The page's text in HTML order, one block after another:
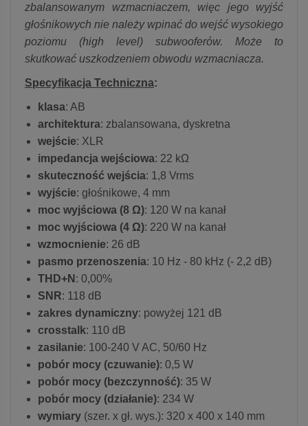
zbalansowanym wzmacniaczem, więc jego wyjść
głośnikowych nie należy wpinać do wejść wysokiego
poziomu (high level) subwooferów. Może to
skutkować uszkodzeniem obwodu wzmacniacza.
Specyfikacja Techniczna:
klasa: AB
architektura: zbalansowana, dyskretna
wejście: XLR
impedancja wejściowa: 22 kΩ
skuteczność wejścia: 1,8 Vrms
wyjście: głośnikowe, 4 mm
moc wyjściowa (8 Ω): 120 W na kanał
moc wyjściowa (4 Ω): 220 W na kanał
wzmocnienie: 26 dB
pasmo przenoszenia: 10 Hz - 80 kHz (- 2,2 dB)
THD+N : 0,00%
SNR: 118 dB
zakres dynamiczny: powyżej 121 dB
crosstalk: 110 dB
zasilanie: 100-240 V AC, 50/60 Hz
pobór mocy (czuwanie): 0,5 W
pobór mocy (bezczynność): 35 W
pobór mocy (działanie): 234 W
wymiary (szer. x gł. wys.): 320 x 400 x 140 mm